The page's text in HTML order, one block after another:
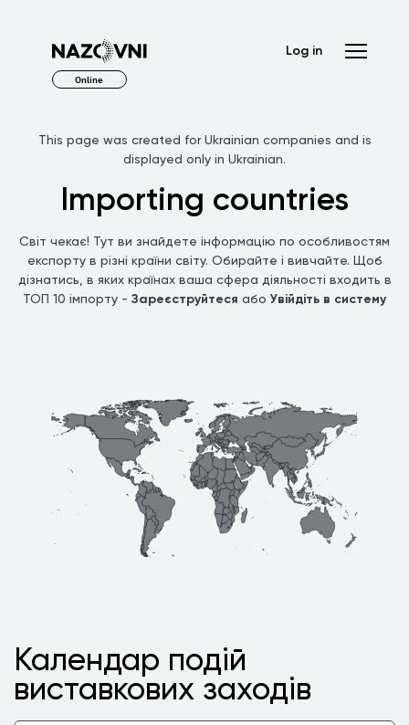
Online
Log in
This page was created for Ukrainian companies and is
displayed only in Ukrainian.
Importing countries
Світ чекає! Тут ви знайдете інформацію по особливостям
експорту в різні країни світу. Обирайте і вивчайте. Щоб
дізнатись, в яких країнах ваша сфера діяльності входить в
ТОП 10 імпорту - Зареєструйтеся або Увійдіть в систему
Календар подій
виставкових заходів